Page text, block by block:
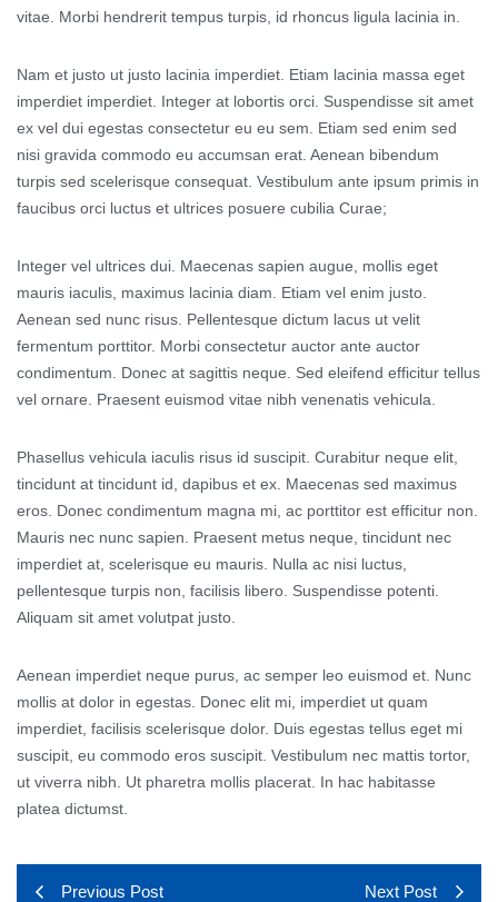
vitae. Morbi hendrerit tempus turpis, id rhoncus ligula lacinia in.
Nam et justo ut justo lacinia imperdiet. Etiam lacinia massa eget
imperdiet imperdiet. Integer at lobortis orci. Suspendisse sit amet
ex vel dui egestas consectetur eu eu sem. Etiam sed enim sed
nisi gravida commodo eu accumsan erat. Aenean bibendum
turpis sed scelerisque consequat. Vestibulum ante ipsum primis in
faucibus orci luctus et ultrices posuere cubilia Curae;
Integer vel ultrices dui. Maecenas sapien augue, mollis eget
mauris iaculis, maximus lacinia diam. Etiam vel enim justo.
Aenean sed nunc risus. Pellentesque dictum lacus ut velit
fermentum porttitor. Morbi consectetur auctor ante auctor
condimentum. Donec at sagittis neque. Sed eleifend efficitur tellus
vel ornare. Praesent euismod vitae nibh venenatis vehicula.
Phasellus vehicula iaculis risus id suscipit. Curabitur neque elit,
tincidunt at tincidunt id, dapibus et ex. Maecenas sed maximus
eros. Donec condimentum magna mi, ac porttitor est efficitur non.
Mauris nec nunc sapien. Praesent metus neque, tincidunt nec
imperdiet at, scelerisque eu mauris. Nulla ac nisi luctus,
pellentesque turpis non, facilisis libero. Suspendisse potenti.
Aliquam sit amet volutpat justo.
Aenean imperdiet neque purus, ac semper leo euismod et. Nunc
mollis at dolor in egestas. Donec elit mi, imperdiet ut quam
imperdiet, facilisis scelerisque dolor. Duis egestas tellus eget mi
suscipit, eu commodo eros suscipit. Vestibulum nec mattis tortor,
ut viverra nibh. Ut pharetra mollis placerat. In hac habitasse
platea dictumst.
Previous Post Next Post